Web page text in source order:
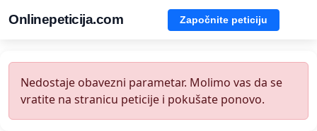
Onlinepeticija.com Započnite peticiju
Nedostaje obavezni parametar. Molimo vas da se
vratite na stranicu peticije i pokušate ponovo.